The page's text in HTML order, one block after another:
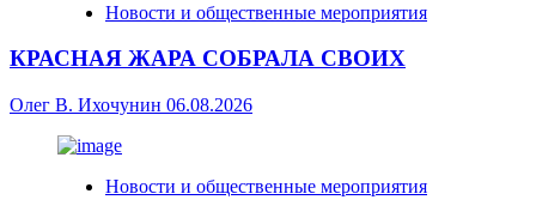
Новости и общественные мероприятия
КРАСНАЯ ЖАРА СОБРАЛА СВОИХ
Олег В. Ихочунин 06.08.2026
Новости и общественные мероприятия